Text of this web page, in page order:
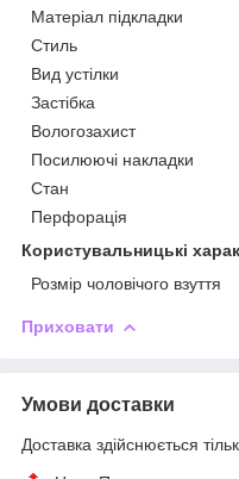
Матеріал підкладки
Стиль
Вид устілки
Застібка
Вологозахист
Посилюючі накладки
Стан
Перфорація
Користувальницькі
Розмір чоловічого взуття
Приховати
Умови доставки
Доставка здійснюється